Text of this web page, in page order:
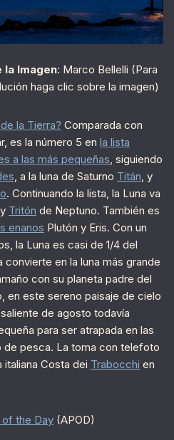
Imagen: Marco Bellelli (Para
haga clic sobre la imagen)
la Tierra? Comparada con
es la número 5 en la lista
a las más pequeñas, siguiendo
, a la luna de Saturno Titán, y
. Continuando la lista, la Luna va
Tritón de Neptuno. También es
enanos Plutón y Eris. Con un
la Luna es casi de 1/4 del
convierte en la luna más grande
con su planeta padre del
en este sereno paisaje de cielo
de agosto todavía
para ser atrapada en las
de pesca. La toma con telefoto
italiana Costa dei Trabocchi en
the Day (APOD)